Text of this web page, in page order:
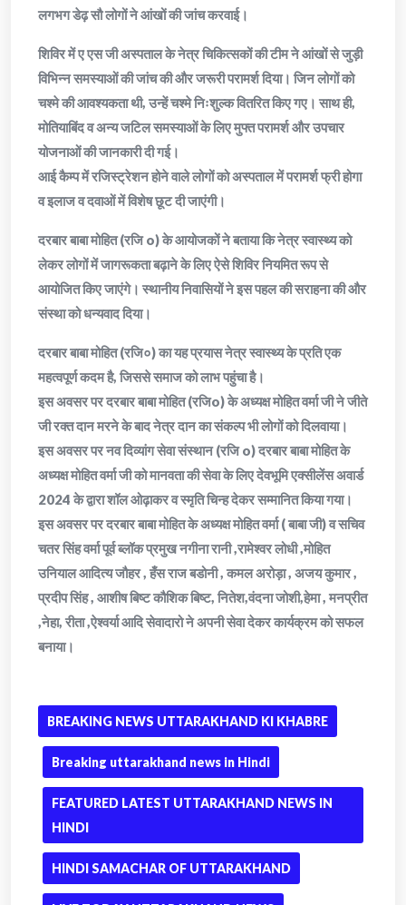
लगभग डेढ़ सौ लोगों ने आंखों की जांच करवाई।
शिविर में ए एस जी अस्पताल के नेत्र चिकित्सकों की टीम ने आंखों से जुड़ी
विभिन्न समस्याओं की जांच की और जरूरी परामर्श दिया। जिन लोगों को
चश्मे की आवश्यकता थी, उन्हें चश्मे निःशुल्क वितरित किए गए। साथ ही,
मोतियाबिंद व अन्य जटिल समस्याओं के लिए मुफ्त परामर्श और उपचार
योजनाओं की जानकारी दी गई।
आई कैम्प में रजिस्ट्रेशन होने वाले लोगों को अस्पताल में परामर्श फ्री होगा
व इलाज व दवाओं में विशेष छूट दी जाएंगी।
दरबार बाबा मोहित (रजि o) के आयोजकों ने बताया कि नेत्र स्वास्थ्य को
लेकर लोगों में जागरूकता बढ़ाने के लिए ऐसे शिविर नियमित रूप से
आयोजित किए जाएंगे। स्थानीय निवासियों ने इस पहल की सराहना की और
संस्था को धन्यवाद दिया।
दरबार बाबा मोहित (रजि०) का यह प्रयास नेत्र स्वास्थ्य के प्रति एक
महत्वपूर्ण कदम है, जिससे समाज को लाभ पहुंचा है।
इस अवसर पर दरबार बाबा मोहित (रजिo) के अध्यक्ष मोहित वर्मा जी ने जीते
जी रक्त दान मरने के बाद नेत्र दान का संकल्प भी लोगों को दिलवाया।
इस अवसर पर नव दिव्यांग सेवा संस्थान (रजि o) दरबार बाबा मोहित के
अध्यक्ष मोहित वर्मा जी को मानवता की सेवा के लिए देवभूमि एक्सीलेंस अवार्ड
2024 के द्वारा शॉल ओढ़ाकर व स्मृति चिन्ह देकर सम्मानित किया गया।
इस अवसर पर दरबार बाबा मोहित के अध्यक्ष मोहित वर्मा ( बाबा जी) व सचिव
चतर सिंह वर्मा पूर्व ब्लॉक प्रमुख नगीना रानी ,रामेश्वर लोधी ,मोहित
उनियाल आदित्य जौहर , हँस राज बडोनी , कमल अरोड़ा , अजय कुमार ,
प्रदीप सिंह , आशीष बिष्ट कौशिक बिष्ट, नितेश,वंदना जोशी,हेमा , मनप्रीत
,नेहा, रीता ,ऐश्वर्या आदि सेवादारो ने अपनी सेवा देकर कार्यक्रम को सफल
बनाया।
BREAKING NEWS UTTARAKHAND KI KHABRE
Breaking uttarakhand news in Hindi
FEATURED LATEST UTTARAKHAND NEWS IN
HINDI
HINDI SAMACHAR OF UTTARAKHAND